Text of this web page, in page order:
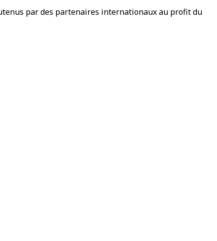
par des partenaires internationaux au profit du